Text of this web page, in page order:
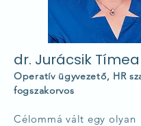
dr. Jurácsik Tímea
Operatív ügyvezető, HR
fogszakorvos
Célommá vált egy olyan